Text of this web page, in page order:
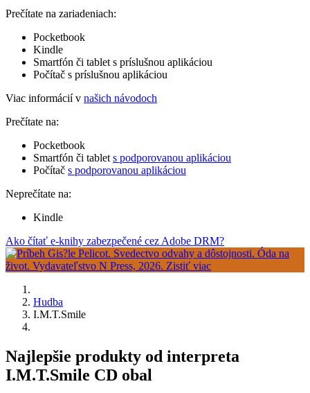
Prečítate na zariadeniach:
Pocketbook
Kindle
Smartfón či tablet s príslušnou aplikáciou
Počítač s príslušnou aplikáciou
Viac informácií v našich návodoch
Prečítate na:
Pocketbook
Smartfón či tablet s podporovanou aplikáciou
Počítač s podporovanou aplikáciou
Neprečítate na:
Kindle
Ako čítať e-knihy zabezpečené cez Adobe DRM?
Hudba
I.M.T.Smile
Najlepšie produkty od interpreta
I.M.T.Smile CD obal